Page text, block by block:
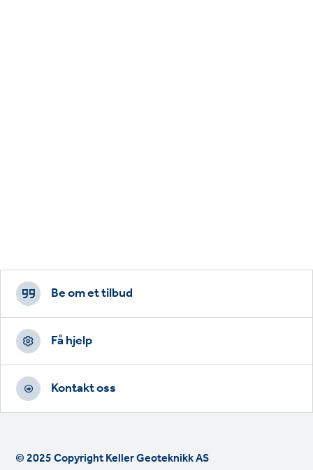
Footer
CTAs
Be om et tilbud
Få hjelp
Kontakt oss
© 2025 Copyright Keller Geoteknikk AS